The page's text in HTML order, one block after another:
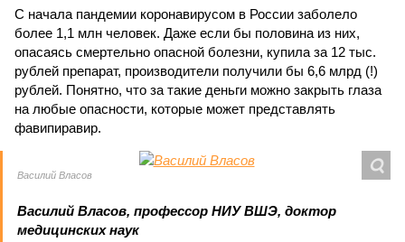
С начала пандемии коронавирусом в России заболело
более 1,1 млн человек. Даже если бы половина из них,
опасаясь смертельно опасной болезни, купила за 12 тыс.
рублей препарат, производители получили бы 6,6 млрд (!)
рублей. Понятно, что за такие деньги можно закрыть глаза
на любые опасности, которые может представлять
фавипиравир.
Василий Власов
Василий Власов, профессор НИУ ВШЭ, доктор
медицинских наук